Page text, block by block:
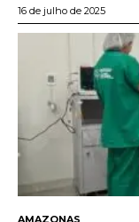
16 de julho de 2025
AMAZONAS